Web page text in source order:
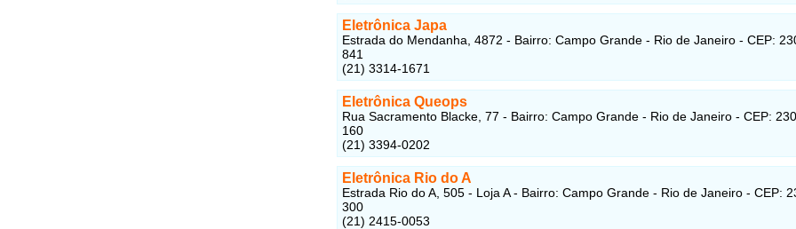
Eletrônica Japa
Estrada do Mendanha, 4872 - Bairro: Campo Grande - Rio de Janeiro - CEP:
841
(21) 3314-1671
Eletrônica Queops
Rua Sacramento Blacke, 77 - Bairro: Campo Grande - Rio de Janeiro - CEP:
160
(21) 3394-0202
Eletrônica Rio do A
Estrada Rio do A, 505 - Loja A - Bairro: Campo Grande - Rio de Janeiro - CEP:
300
(21) 2415-0053